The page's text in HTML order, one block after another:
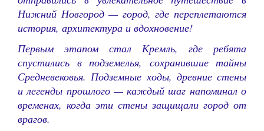
Нижний Новгород — город, где переплетаются
история, архитектура и вдохновение!
Первым этапом стал Кремль, где ребята
спустились в подземелья, сохранившие тайны
Средневековья. Подземные ходы, древние стены
и легенды прошлого — каждый шаг напоминал о
временах, когда эти стены защищали город от
врагов.